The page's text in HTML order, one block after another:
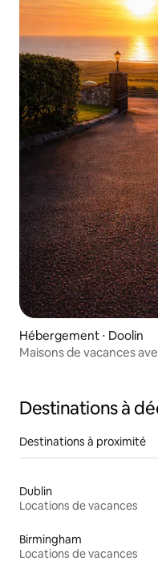
Hébergement ⋅ Doolin
Maisons de vacances
Destinations à
Destinations à proximité
Dublin
Locations de vacances
Birmingham
Locations de vacances